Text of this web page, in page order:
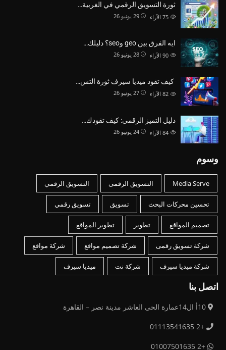
ثورة التسويق الرقمي في الغربية…
29 يونيو 26 الآراء
ايه الفرق بين geo وseo؟ دليلك…
28 يونيو 26 الآراء
كيف تقود ميديا سيرف ثورة التس…
27 يونيو 26 الآراء
دليل التميز الرقمي: كيف تقودك…
24 يونيو 26 الآراء
وسوم
Media Serve التسويق الرقمى التسويق الرقمي
تحسين محركات البحث تسويق تسويق رقمي
تصميم المواقع تطوير تطوير المواقع
شركة تسويق رقمى شركة تصميم مواقع شركة مواقع
شركة ميديا سيرف شركة نت ميديا سيرف
اتصل بنا
+2 01113541635
+2 01007501635